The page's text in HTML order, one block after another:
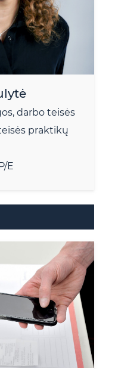
darbo teisės
praktikų
E